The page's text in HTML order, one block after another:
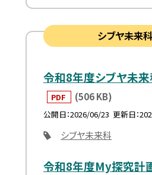
シブヤ未来科
令和8年度シブヤ未
PDF (506 KB)
公開日 2026/06/23 更新日
シブヤ未来科
令和8年度My探究計